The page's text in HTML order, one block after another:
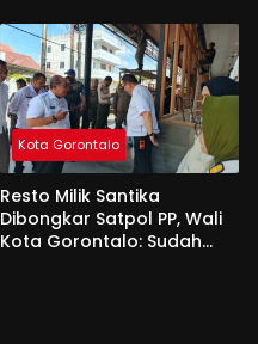
Kota Gorontalo
Resto Milik Santika
Dibongkar Satpol PP, Wali
Kota Gorontalo: Sudah